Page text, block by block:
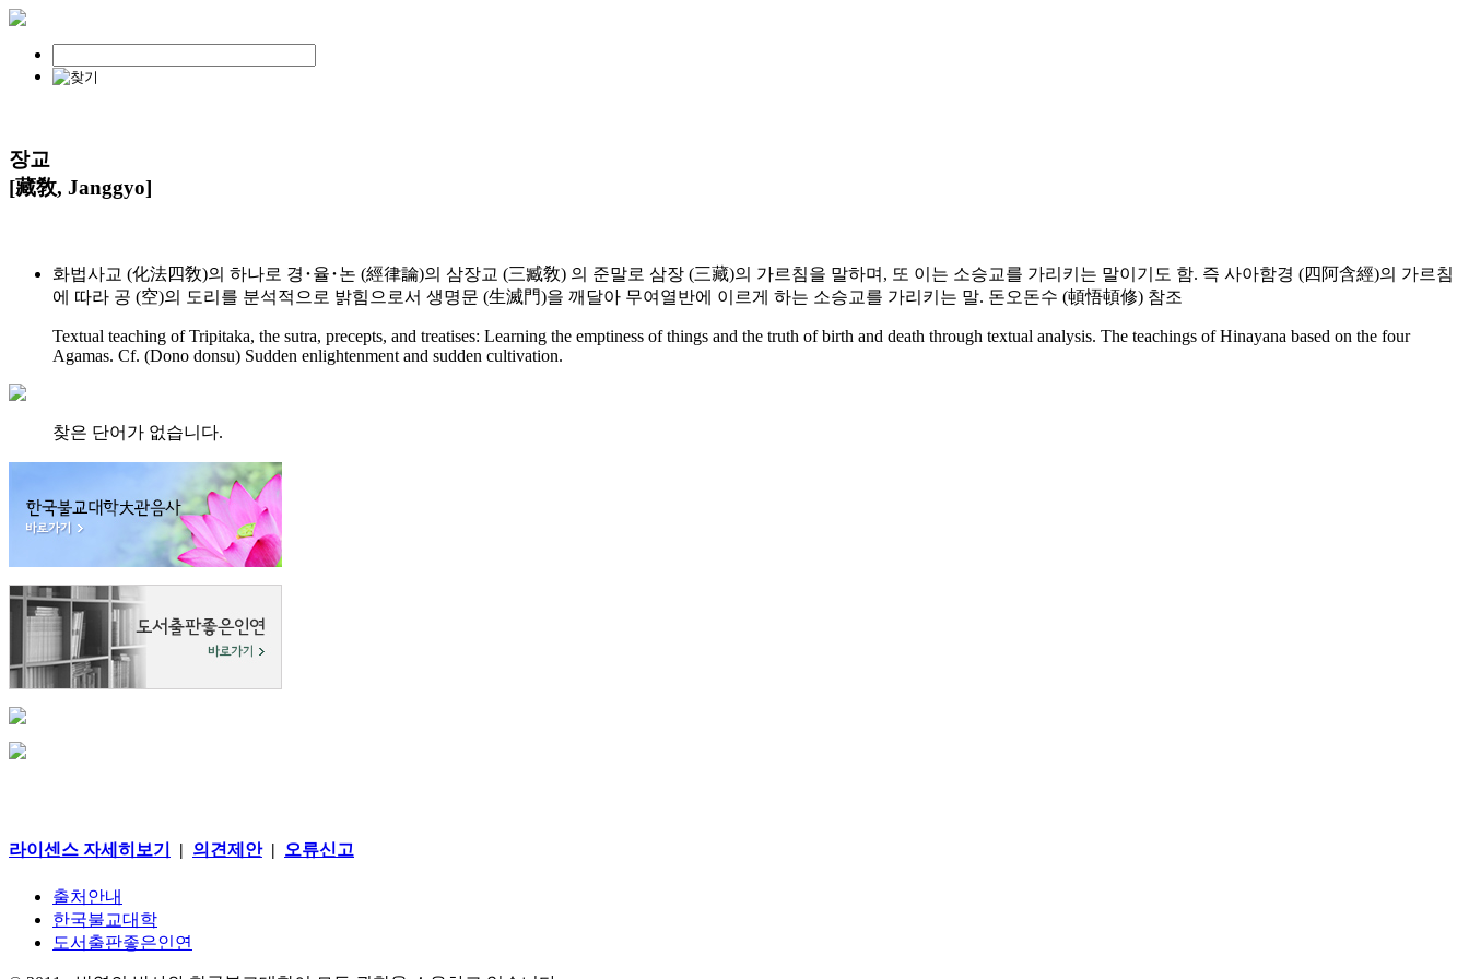
장교
[藏敎, Janggyo]
화법사교 (化法四敎)의 하나로 경･율･논 (經律論)의 삼장교 (三臧敎) 의 준말로 삼장 (三藏)의 가르침을 말하며, 또 이는 소승교를 가리키는 말이기도 함. 즉 사아함경 (四阿含經)의 가르침
에 따라 공 (空)의 도리를 분석적으로 밝힘으로서 생명문 (生滅門)을 깨달아 무여열반에 이르게 하는 소승교를 가리키는 말. 돈오돈수 (頓悟頓修) 참조
Textual teaching of Tripitaka, the sutra, precepts, and treatises: Learning the emptiness of things and the truth of birth and death through textual analysis. The teachings of Hinayana based on the four
Agamas. Cf. (Dono donsu) Sudden enlightenment and sudden cultivation.
찾은 단어가 없습니다.
라이센스 자세히보기 | 의견제안| 오류신고
출처안내
한국불교대학
도서출판좋은인연